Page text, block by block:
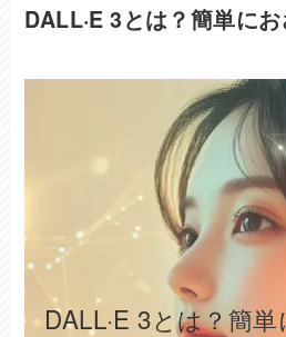
DALL·E 3とは？簡単に
DALL·E 3とは？簡